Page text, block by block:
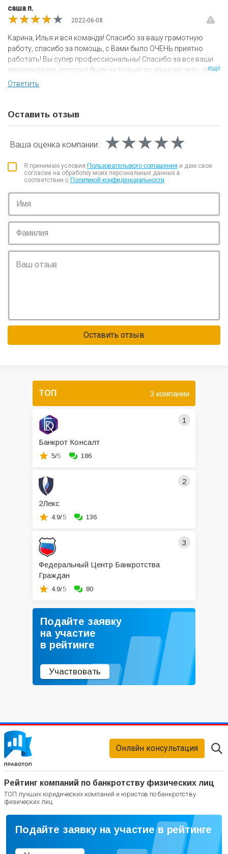
связи, без излишнего беспокойства. Хотя мой кредитор
оказался очень настойчивым ребята довели дело до
успешного завершения. Ещё раз больше вам спасибо! Номер
моего дела по картотеке арбитражных дел А40-188221/2020.
Данную компанию рекомендую к сотрудничеству!
саша п.
2022-06-08
★★★★★
★★★★★
★★★★★
Карина, Илья и вся команда! Спасибо за вашу грамотную
работу, спасибо за помощь, с Вами было ОЧЕНЬ приятно
работать! Вы супер профессиональны! Спасибо за все ваши
рекомендации, которые были не только по данному делу, но и
другим вопросам. Уже рекомендую Вас знакомым, которые
дальнейшей работе!
ещё
Ответить
Оставить отзыв
Ваша оценка компании: ★★★★★
★★★★★
★★★★★
Я принимаю условия Пользовательского соглашения и даю свое
согласие на обработку моих персональных данных в
соответствии с Политикой конфиденциальности
Оставить отзыв
ТОП 3 компании
1
Банкрот Консалт
5/5 186
2
2Лекс
4.9/5 136
3
Федеральный Центр Банкротства
Граждан
4.9/5 80
Подайте заявку
на участие
в рейтинге
Участвовать
Рейтинг компаний по банкротству физических лиц
ТОП лучших юридических компаний и юристов по банкротству
физических лиц
Онлайн консультация
Подайте заявку на участие в рейтинге